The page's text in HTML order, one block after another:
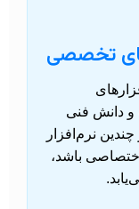
و دانش فنی
نرم‌افزار
باشد،